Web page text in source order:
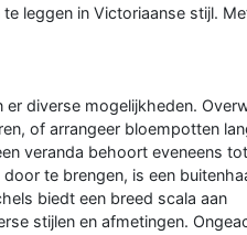
leggen in Victoriaanse stijl.
diverse mogelijkheden.
of arrangeer bloempotten
veranda behoort eveneens
te brengen, is een
biedt een breed scala aan
stijlen en afmetingen.